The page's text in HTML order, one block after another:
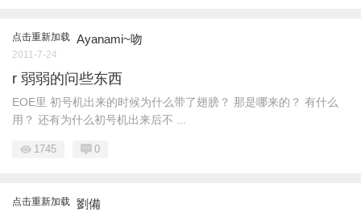
点击重新加载 Ayanami~吻
2011-7-24
r 弱弱的问些东西
EOE里 初号机出来的时候为什么带了翅膀？ 那是哪来的？ 有什么
用？ 还有为什么初号机出来后不 ...
1745 0
点击重新加载 劉備